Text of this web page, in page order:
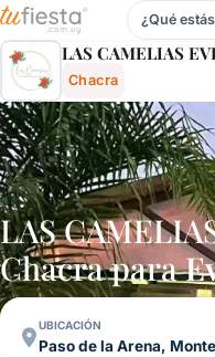
Las Camelias Eventos -
¿Qué
LAS CAMELIAS
Chacra
LAS
Chacra para
UBICACIÓN
Paso de la Arena,